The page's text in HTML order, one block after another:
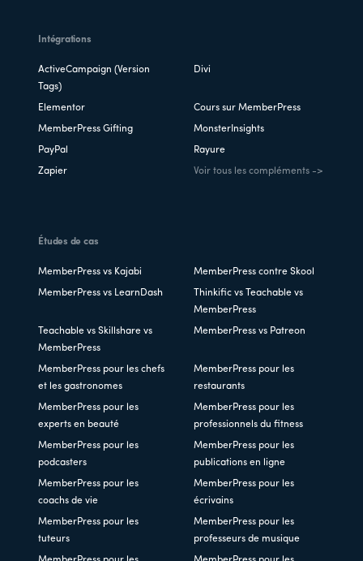
Intégrations
ActiveCampaign (Version
Tags)
Divi
Elementor Cours sur MemberPress
MemberPress Gifting MonsterInsights
PayPal Rayure
Zapier Voir tous les compléments ->
Études de cas
MemberPress vs Kajabi MemberPress contre Skool
MemberPress vs LearnDash
Thinkific vs Teachable vs
MemberPress
Teachable vs Skillshare vs
MemberPress
MemberPress vs Patreon
MemberPress pour les chefs
et les gastronomes
MemberPress pour les
restaurants
MemberPress pour les
experts en beauté
MemberPress pour les
professionnels du fitness
MemberPress pour les
podcasters
MemberPress pour les
publications en ligne
MemberPress pour les
coachs de vie
MemberPress pour les
écrivains
MemberPress pour les
tuteurs
MemberPress pour les
professeurs de musique